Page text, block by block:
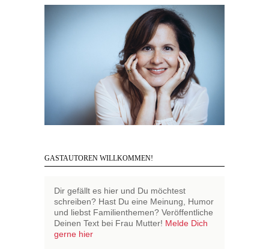
GASTAUTOREN WILLKOMMEN!
Dir gefällt es hier und Du möchtest
schreiben? Hast Du eine Meinung, Humor
und liebst Familienthemen? Veröffentliche
Deinen Text bei Frau Mutter! Melde Dich
gerne hier